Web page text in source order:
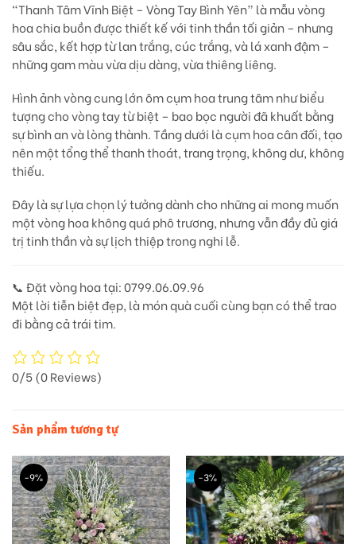
“Thanh Tâm Vĩnh Biệt – Vòng Tay Bình Yên” là mẫu vòng
hoa chia buồn được thiết kế với tinh thầntối giản – nhưng
sâu sắc, kết hợp từlan trắng,cúc trắng, vàlá xanh đậm–
những gam màu vừa dịu dàng, vừa thiêng liêng.
Hình ảnhvòng cung lớn ôm cụm hoa trung tâmnhư biểu
tượng cho vòng tay từ biệt – bao bọc người đã khuất bằng
sự bình an và lòng thành. Tầng dưới là cụm hoa cân đối, tạo
nên một tổng thể thanh thoát, trang trọng, không dư, không
thiếu.
Đây là sự lựa chọn lý tưởng dành cho những ai mong muốn
một vòng hoa không quá phô trương, nhưng vẫn đầy đủ giá
trị tinh thần và sự lịch thiệp trong nghi lễ.
📞 Đặt vòng hoa tại: 0799.06.09.96
Một lời tiễn biệt đẹp, là món quà cuối cùng bạn có thể trao
đi bằng cả trái tim.
0/5(0 Reviews)
Sản phẩm tương tự
-9% -3%